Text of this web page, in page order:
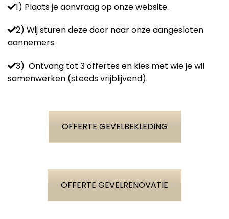
1) Plaats je aanvraag op onze website.
2) Wij sturen deze door naar onze aangesloten
aannemers.
3) Ontvang tot 3 offertes en kies met wie je wil
samenwerken (steeds vrijblijvend).
OFFERTE GEVELBEKLEDING
OFFERTE GEVELRENOVATIE